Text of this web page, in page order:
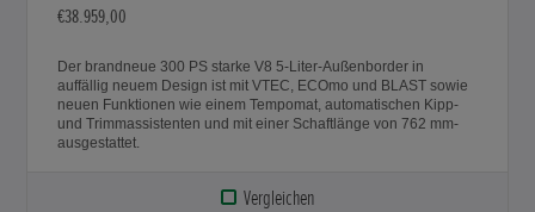
€38.959,00
Der brandneue 300 PS starke V8 5-Liter-Außenborder in
auffällig neuem Design ist mit VTEC, ECOmo und BLAST sowie
neuen Funktionen wie einem Tempomat, automatischen Kipp-
und Trimmassistenten und mit einer Schaftlänge von 762 mm-
ausgestattet.
Vergleichen